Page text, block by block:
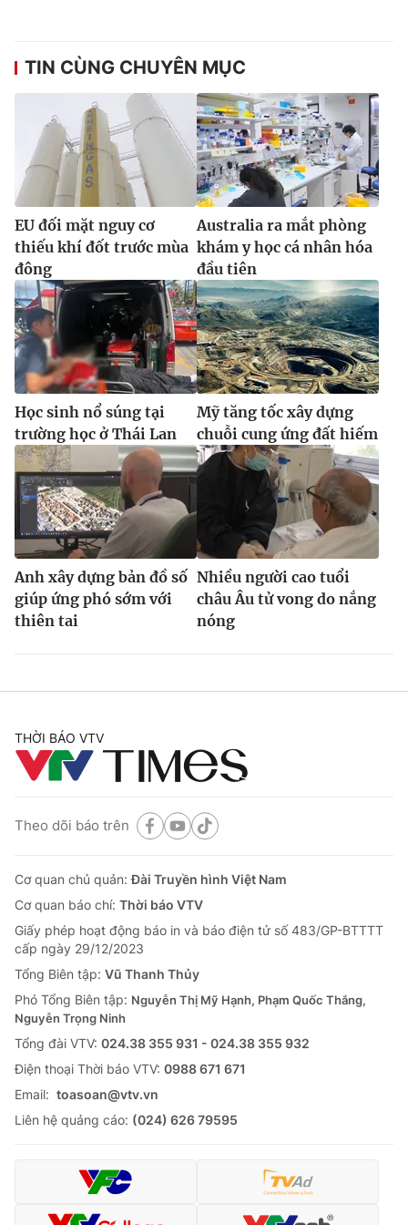
TIN CÙNG CHUYÊN MỤC
EU đối mặt nguy cơ
thiếu khí đốt trước mùa
đông
Australia ra mắt phòng
khám y học cá nhân hóa
đầu tiên
Học sinh nổ súng tại
trường học ở Thái Lan
Mỹ tăng tốc xây dựng
chuỗi cung ứng đất hiếm
Anh xây dựng bản đồ số
giúp ứng phó sớm với
thiên tai
Nhiều người cao tuổi
châu Âu tử vong do nắng
nóng
THỜI BÁO VTV
Theo dõi báo trên
Cơ quan chủ quản:Đài Truyền hình Việt Nam
Cơ quan báo chí: Thời báo VTV
Giấy phép hoạt động báo in và báo điện tử số 483/GP-BTTTT
cấp ngày 29/12/2023
Tổng Biên tập: Vũ Thanh Thủy
Phó Tổng Biên tập: Nguyễn Thị Mỹ Hạnh, Phạm Quốc Thắng,
Nguyễn Trọng Ninh
Tổng đài VTV: 024.38 355 931 - 024.38 355 932
Ðiện thoại Thời báo VTV: 0988 671 671
Email: toasoan@vtv.vn
Liên hệ quảng cáo: (024) 626 79595